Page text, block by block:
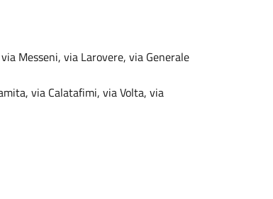
Messeni, via Larovere, via Generale
via Calatafimi, via Volta, via